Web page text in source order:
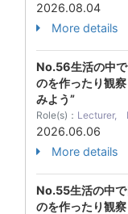
2026.08.04
More details
No.56生活の中
のを作ったり観
みよう”
Role(s)： Lecturer,
2026.06.06
More details
No.55生活の中
のを作ったり観